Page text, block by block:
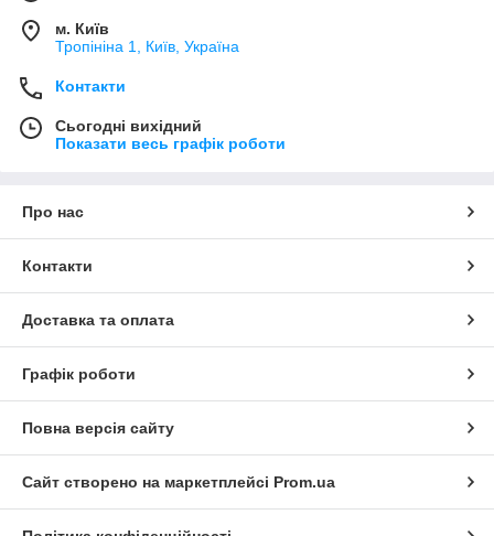
м. Київ
Тропініна 1, Київ, Україна
Контакти
Сьогодні вихідний
Показати весь графік роботи
Про нас
Контакти
Доставка та оплата
Графік роботи
Повна версія сайту
Сайт створено на маркетплейсі Prom.ua